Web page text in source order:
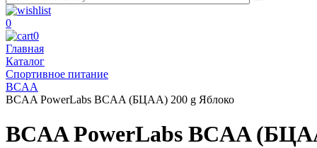
0
0
Главная
Каталог
Спортивное питание
BCAA
BCAA PowerLabs BCAA (БЦАА) 200 g Яблоко
BCAA PowerLabs BCAA